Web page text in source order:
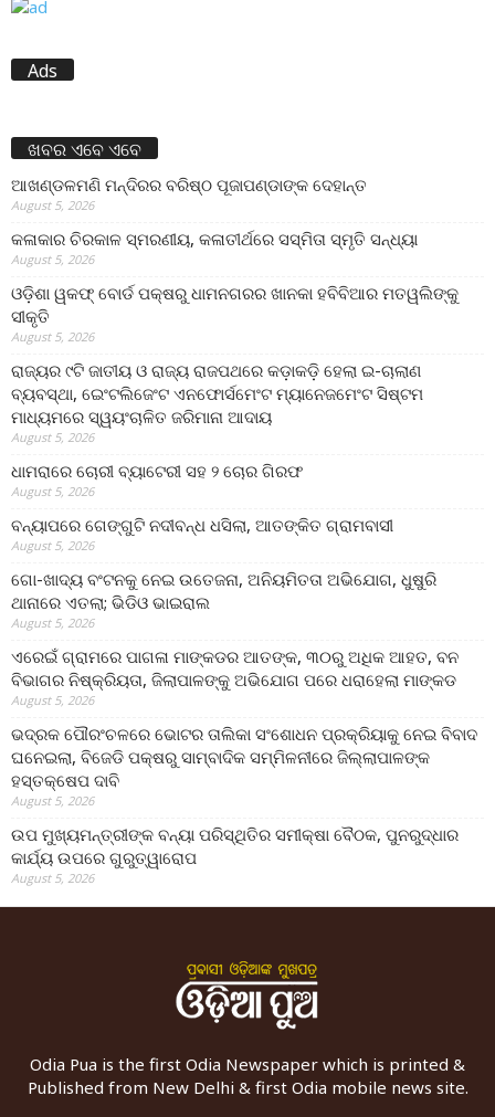
Ads
ଖବର ଏବେ ଏବେ
ଆଖଣ୍ଡଳମଣି ମନ୍ଦିରର ବରିଷ୍ଠ ପୂଜାପଣ୍ଡାଙ୍କ ଦେହାନ୍ତ
August 5, 2026
କଳାକାର ଚିରକାଳ ସ୍ମରଣୀୟ, କଳାତୀର୍ଥରେ ସସ୍ମିତା ସ୍ମୃତି ସନ୍ଧ୍ୟା
August 5, 2026
ଓଡ଼ିଶା ୱକଫ୍ ବୋର୍ଡ ପକ୍ଷରୁ ଧାମନଗରର ଖାନକା ହବିବିଆର ମତୱଲିଙ୍କୁ
ସୀକୃତି
August 5, 2026
ରାଜ୍ୟର ୯ଟି ଜାତୀୟ ଓ ରାଜ୍ୟ ରାଜପଥରେ କଡ଼ାକଡ଼ି ହେଲା ଇ-ଚାଲାଣ
ବ୍ୟବସ୍ଥା, ଇେଂଟଲିଜେଂଟ ଏନଫୋର୍ସମେଂଟ ମ୍ୟାନେଜମେଂଟ ସିଷ୍ଟମ
ମାଧ୍ୟମରେ ସ୍ୱୟଂଚାଳିତ ଜରିମାନା ଆଦାୟ
August 5, 2026
ଧାମରାରେ ଚୋରୀ ବ୍ୟାଟେରୀ ସହ ୨ ଚୋର ଗିରଫ
August 5, 2026
ବନ୍ୟାପରେ ଗେଙ୍ଗୁଟି ନଦୀବନ୍ଧ ଧସିଲା, ଆତଙ୍କିତ ଗ୍ରାମବାସୀ
August 5, 2026
ଗୋ-ଖାଦ୍ୟ ବଂଟନକୁ ନେଇ ଉତେଜନା, ଅନିୟମିତତା ଅଭିଯୋଗ, ଧୁଷୁରି
ଥାନାରେ ଏତଲା; ଭିଡିଓ ଭାଇରାଲ
August 5, 2026
ଏରେଇଁ ଗ୍ରାମରେ ପାଗଳା ମାଙ୍କଡର ଆତଙ୍କ, ୩୦ରୁ ଅଧିକ ଆହତ, ବନ
ବିଭାଗର ନିଷ୍କ୍ରିୟତା, ଜିଲାପାଳଙ୍କୁ ଅଭିଯୋଗ ପରେ ଧରାହେଲା ମାଙ୍କଡ
August 5, 2026
ଭଦ୍ରକ ପୌରଂଚଳରେ ଭୋଟର ତାଲିକା ସଂଶୋଧନ ପ୍ରକ୍ରିୟାକୁ ନେଇ ବିବାଦ
ଘନେଇଲା, ବିଜେଡି ପକ୍ଷରୁ ସାମ୍ବାଦିକ ସମ୍ମିଳନୀରେ ଜିଲ୍ଲାପାଳଙ୍କ
ହସ୍ତକ୍ଷେପ ଦାବି
August 5, 2026
ଉପ ମୁଖ୍ୟମନ୍ତ୍ରୀଙ୍କ ବନ୍ୟା ପରିସ୍ଥିତିର ସମୀକ୍ଷା ବୈଠକ, ପୁନରୁଦ୍ଧାର
କାର୍ଯ୍ୟ ଉପରେ ଗୁରୁତ୍ୱାରୋପ
August 5, 2026
Odia Pua is the first Odia Newspaper which is printed &
Published from New Delhi & first Odia mobile news site.